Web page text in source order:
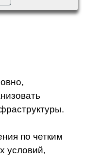
по четким
условий,